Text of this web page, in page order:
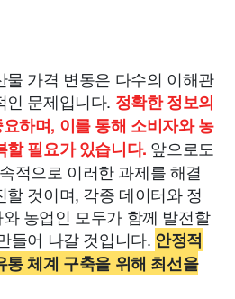
물 가격 변동은 다수의 이해관
인 문제입니다. 정확한 정보의
하며, 이를 통해 소비자와 농
할 필요가 있습니다. 앞으로도
적으로 이러한 과제를 해결
것이며, 각종 데이터와 정
농업인 모두가 함께 발전할
들어 나갈 것입니다. 안정적
통 체계 구축을 위해 최선을